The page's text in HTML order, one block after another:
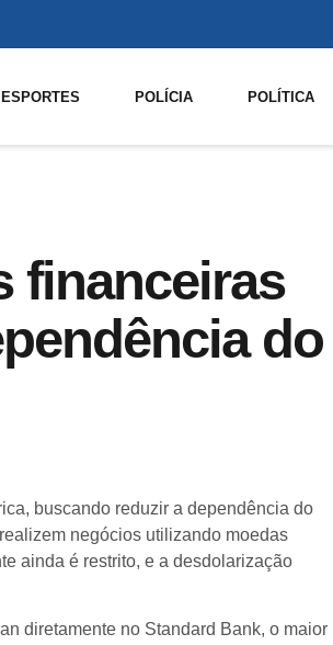
ESPORTES POLÍCIA POLÍTICA
financeiras
do
buscando reduzir a dependência do
negócios utilizando moedas
ainda é restrito, e a desdolarização
diretamente no Standard Bank, o maior